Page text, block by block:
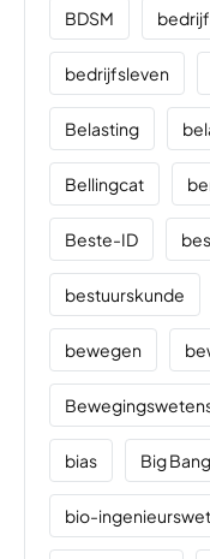
BDSM
bedrijfsleven
Belasting
Bellingcat
Beste-ID
bestuurskunde
bewegen
bias Big Bang
bio-